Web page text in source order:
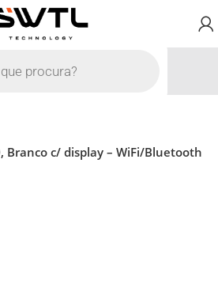
Branco c/ display – WiFi/Bluetooth